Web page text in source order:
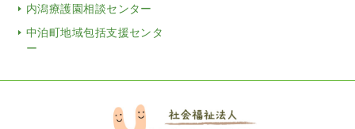
内潟療護園相談センター
中泊町地域包括支援センタ
ー